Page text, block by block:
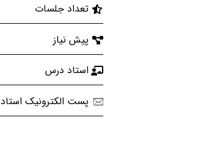
تعداد جلسات
پیش نیاز
استاد درس
پست الکترونیک استاد